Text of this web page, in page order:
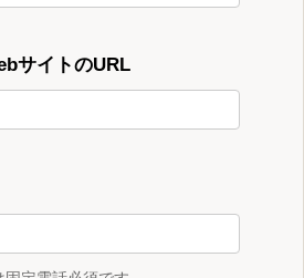
サイトのURL